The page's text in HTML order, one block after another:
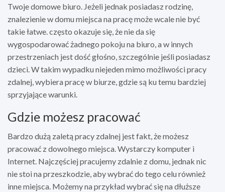
Twoje domowe biuro. Jeżeli jednak posiadasz rodzinę,
znalezienie w domu miejsca na pracę może wcale nie być
takie łatwe. często okazuje się, że nie da się
wygospodarować żadnego pokoju na biuro, a w innych
przestrzeniach jest dość głośno, szczególnie jeśli posiadasz
dzieci. W takim wypadku niejeden mimo możliwości pracy
zdalnej, wybiera pracę w biurze, gdzie są ku temu bardziej
sprzyjające warunki.
Gdzie możesz pracować
Bardzo dużą zaletą pracy zdalnej jest fakt, że możesz
pracować z dowolnego miejsca. Wystarczy komputer i
Internet. Najczęściej pracujemy zdalnie z domu, jednak nic
nie stoi na przeszkodzie, aby wybrać do tego celu również
inne miejsca. Możemy na przykład wybrać się na dłuższe